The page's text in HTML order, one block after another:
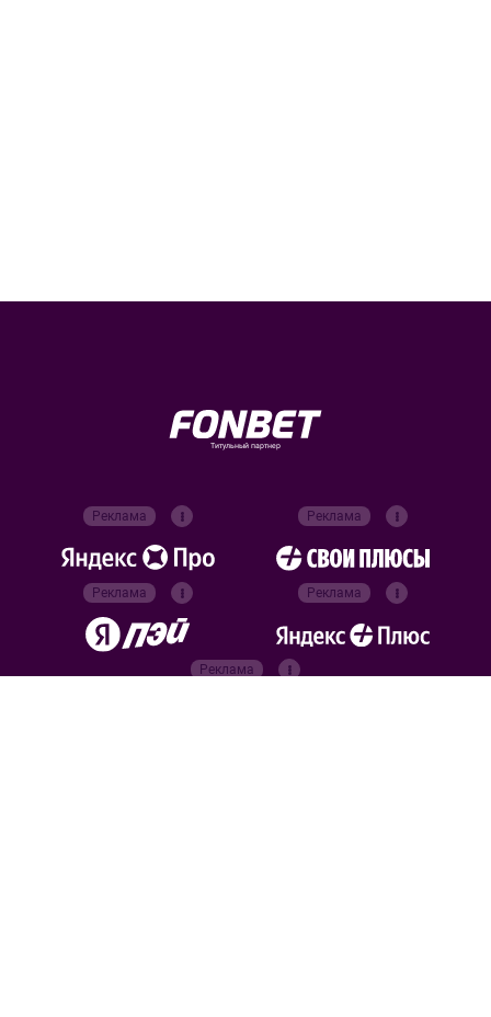
Титульный партнер
Реклама Реклама
Реклама Реклама
Реклама